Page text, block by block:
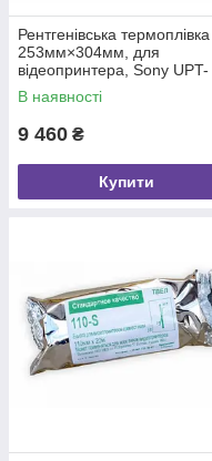
Рентгенівська термоплівка
253мм×304мм, для
відеопринтера, Sony UPT-
512BL, 1 упаковка
В наявності
9 460 ₴
Купити